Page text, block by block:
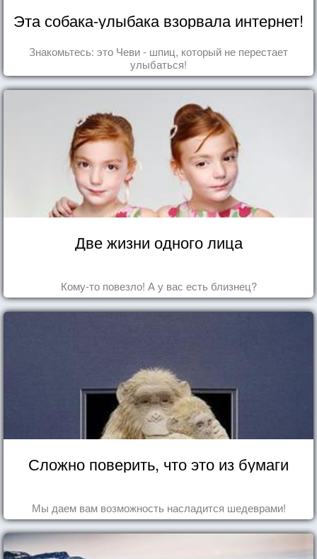
Эта собака-улыбака взорвала интернет!
Знакомьтесь: это Чеви - шпиц, который не перестает
улыбаться!
Две жизни одного лица
Кому-то повезло! А у вас есть близнец?
Сложно поверить, что это из бумаги
Мы даем вам возможность насладится шедеврами!